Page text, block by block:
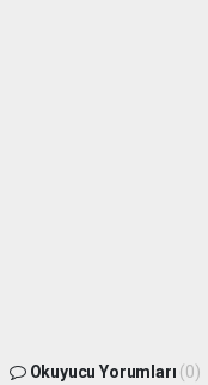
Okuyucu Yorumları (0)